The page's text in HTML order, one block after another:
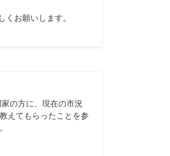
くお願いします。
の方に、現在の市況
えてもらったことを参